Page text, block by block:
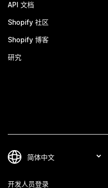
API 文档
Shopify 社区
Shopify 博客
研究
开发人员登录